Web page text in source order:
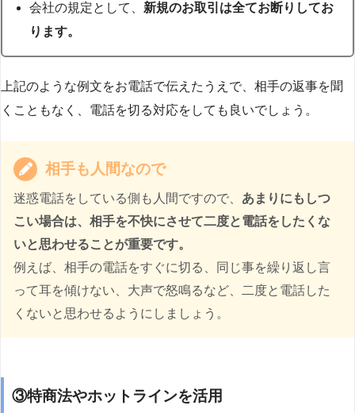
会社の規定として、 新規のお取引は全てお断りしてお
ります。
上記のような例文をお電話で伝えたうえで、相手の返事を聞
くこともなく、電話を切る対応をしても良いでしょう。
相手も人間なので
迷惑電話をしている側も人間ですので、 あまりにもしつ
こい場合は、相手を不快にさせて二度と電話をしたくな
いと思わせることが重要です。
例えば、相手の電話をすぐに切る、同じ事を繰り返し言
って耳を傾けない、大声で怒鳴るなど、二度と電話した
くないと思わせるようにしましょう。
③特商法やホットラインを活用